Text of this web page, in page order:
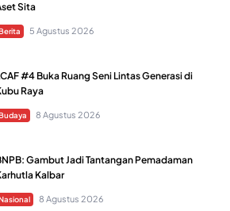
Sita
5 Agustus 2026
#4 Buka Ruang Seni Lintas Generasi di
Raya
8 Agustus 2026
Gambut Jadi Tantangan Pemadaman
Kalbar
8 Agustus 2026